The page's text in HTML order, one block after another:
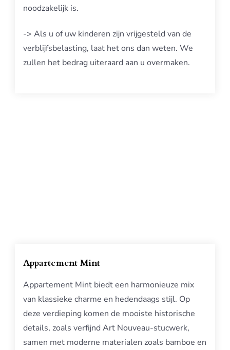
noodzakelijk is.
-> Als u of uw kinderen zijn vrijgesteld van de
verblijfsbelasting, laat het ons dan weten. We
zullen het bedrag uiteraard aan u overmaken.
Appartement Mint
Appartement Mint biedt een harmonieuze mix
van klassieke charme en hedendaags stijl. Op
deze verdieping komen de mooiste historische
details, zoals verfijnd Art Nouveau-stucwerk,
samen met moderne materialen zoals bamboe en